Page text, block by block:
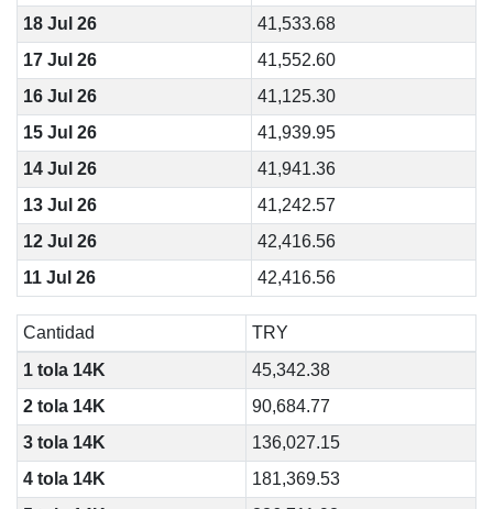
18 Jul 26
41,533.68
17 Jul 26
41,552.60
16 Jul 26
41,125.30
15 Jul 26
41,939.95
14 Jul 26
41,941.36
13 Jul 26
41,242.57
12 Jul 26
42,416.56
11 Jul 26
42,416.56
Cantidad
TRY
1 tola 14K
45,342.38
2 tola 14K
90,684.77
3 tola 14K
136,027.15
4 tola 14K
181,369.53